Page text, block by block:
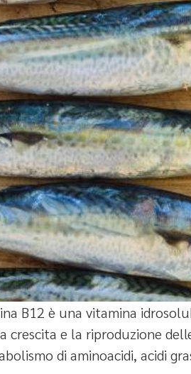
B12 è una vitamina
crescita e la riproduzione
di aminoacidi, acidi